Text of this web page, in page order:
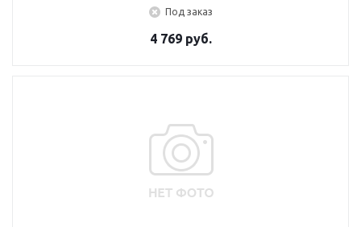
Под заказ
4 769 руб.